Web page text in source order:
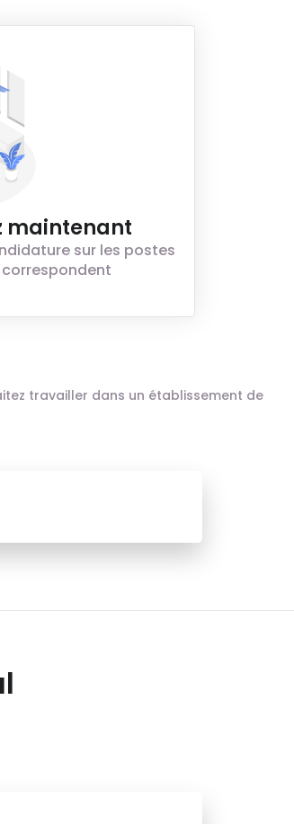
maintenant
sur les postes
travailler dans un établissement de